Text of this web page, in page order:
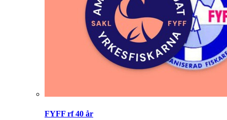
FYFF rf 40 år